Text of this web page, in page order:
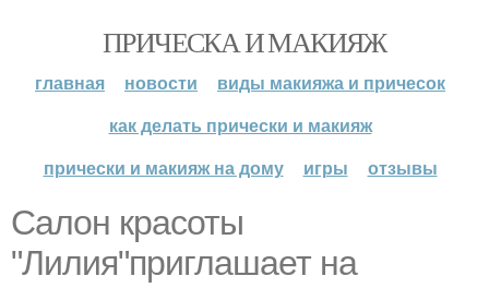
ПРИЧЕСКА И МАКИЯЖ
главная новости
виды макияжа и причесок
как делать прически и макияж
прически и макияж на дому
игры отзывы
Салон красоты
"Лилия"приглашает на